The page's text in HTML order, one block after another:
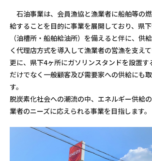
石油事業は、会員漁協と漁業者に船舶等の
給することを目的に事業を展開しており、県
（油槽所・船舶給油所）を備えると伴に、供
く代理店方式を導入して漁業者の営漁を支えて
更に、県下4ヶ所にガソリンスタンドを設置す
だけでなく一般顧客及び需要家への供給にも
す。
脱炭素化社会への潮流の中、エネルギー供給
業者のニーズに応えられる事業を目指します。